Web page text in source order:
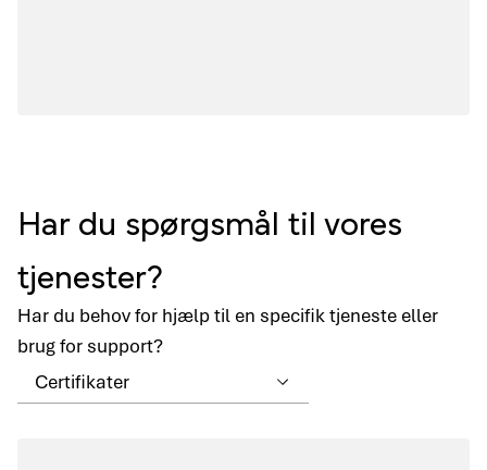
Har du spørgsmål til vores
tjenester?
Har du behov for hjælp til en specifik tjeneste eller
brug for support?